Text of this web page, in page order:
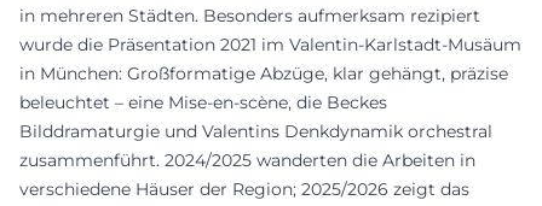
in mehreren Städten. Besonders aufmerksam rezipiert
wurde die Präsentation 2021 im Valentin-Karlstadt-Musäum
in München: Großformatige Abzüge, klar gehängt, präzise
beleuchtet – eine Mise-en-scène, die Beckes
Bilddramaturgie und Valentins Denkdynamik orchestral
zusammenführt. 2024/2025 wanderten die Arbeiten in
verschiedene Häuser der Region; 2025/2026 zeigt das